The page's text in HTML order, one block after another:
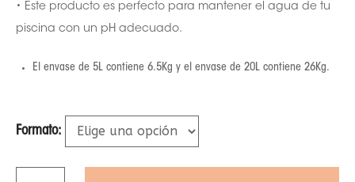
• Este producto es perfecto para mantener el agua de tu
piscina con un pH adecuado.
El envase de 5L contiene 6.5Kg y el envase de 20L contiene 26Kg.
Formato